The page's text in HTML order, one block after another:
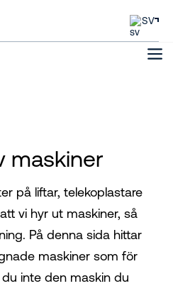
SV
maskiner
på liftar, telekoplastare
vi hyr ut maskiner, så
På denna sida hittar
maskiner som för
inte den maskin du